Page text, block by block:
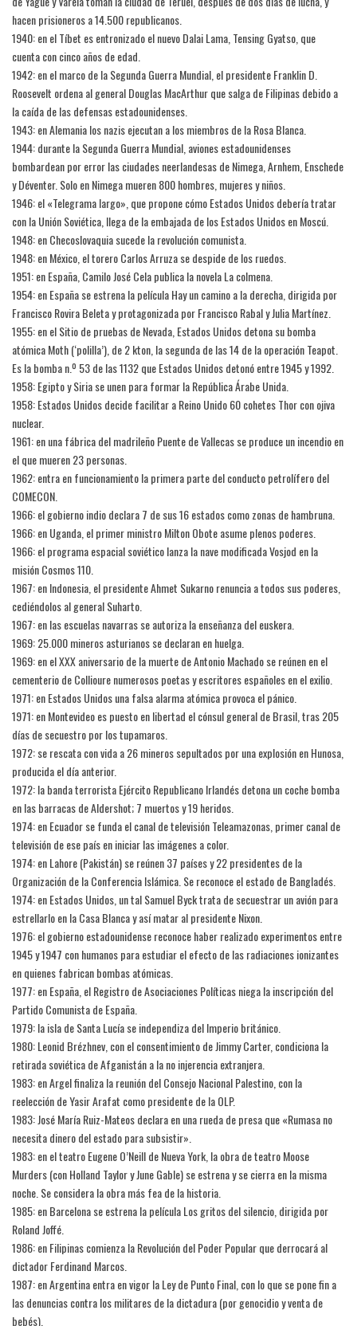
hacen prisioneros a 14.500 republicanos.
1940: en el Tíbet es entronizado el nuevo Dalai Lama, Tensing Gyatso, que
cuenta con cinco años de edad.
1942: en el marco de la Segunda Guerra Mundial, el presidente Franklin D.
Roosevelt ordena al general Douglas MacArthur que salga de Filipinas debido a
la caída de las defensas estadounidenses.
1943: en Alemania los nazis ejecutan a los miembros de la Rosa Blanca.
1944: durante la Segunda Guerra Mundial, aviones estadounidenses
bombardean por error las ciudades neerlandesas de Nimega, Arnhem, Enschede
y Déventer. Solo en Nimega mueren 800 hombres, mujeres y niños.
1946: el «Telegrama largo», que propone cómo Estados Unidos debería tratar
con la Unión Soviética, llega de la embajada de los Estados Unidos en Moscú.
1948: en Checoslovaquia sucede la revolución comunista.
1948: en México, el torero Carlos Arruza se despide de los ruedos.
1951: en España, Camilo José Cela publica la novela La colmena.
1954: en España se estrena la película Hay un camino a la derecha, dirigida por
Francisco Rovira Beleta y protagonizada por Francisco Rabal y Julia Martínez.
1955: en el Sitio de pruebas de Nevada, Estados Unidos detona su bomba
atómica Moth (‘polilla’), de 2 kton, la segunda de las 14 de la operación Teapot.
Es la bomba n.º 53 de las 1132 que Estados Unidos detonó entre 1945 y 1992.
1958: Egipto y Siria se unen para formar la República Árabe Unida.
1958: Estados Unidos decide facilitar a Reino Unido 60 cohetes Thor con ojiva
nuclear.
1961: en una fábrica del madrileño Puente de Vallecas se produce un incendio en
el que mueren 23 personas.
1962: entra en funcionamiento la primera parte del conducto petrolífero del
COMECON.
1966: el gobierno indio declara 7 de sus 16 estados como zonas de hambruna.
1966: en Uganda, el primer ministro Milton Obote asume plenos poderes.
1966: el programa espacial soviético lanza la nave modificada Vosjod en la
misión Cosmos 110.
1967: en Indonesia, el presidente Ahmet Sukarno renuncia a todos sus poderes,
cediéndolos al general Suharto.
1967: en las escuelas navarras se autoriza la enseñanza del euskera.
1969: 25.000 mineros asturianos se declaran en huelga.
1969: en el XXX aniversario de la muerte de Antonio Machado se reúnen en el
cementerio de Collioure numerosos poetas y escritores españoles en el exilio.
1971: en Estados Unidos una falsa alarma atómica provoca el pánico.
1971: en Montevideo es puesto en libertad el cónsul general de Brasil, tras 205
días de secuestro por los tupamaros.
1972: se rescata con vida a 26 mineros sepultados por una explosión en Hunosa,
producida el día anterior.
1972: la banda terrorista Ejército Republicano Irlandés detona un coche bomba
en las barracas de Aldershot; 7 muertos y 19 heridos.
1974: en Ecuador se funda el canal de televisión Teleamazonas, primer canal de
televisión de ese país en iniciar las imágenes a color.
1974: en Lahore (Pakistán) se reúnen 37 países y 22 presidentes de la
Organización de la Conferencia Islámica. Se reconoce el estado de Bangladés.
1974: en Estados Unidos, un tal Samuel Byck trata de secuestrar un avión para
estrellarlo en la Casa Blanca y así matar al presidente Nixon.
1976: el gobierno estadounidense reconoce haber realizado experimentos entre
1945 y 1947 con humanos para estudiar el efecto de las radiaciones ionizantes
en quienes fabrican bombas atómicas.
1977: en España, el Registro de Asociaciones Políticas niega la inscripción del
Partido Comunista de España.
1979: la isla de Santa Lucía se independiza del Imperio británico.
1980: Leonid Brézhnev, con el consentimiento de Jimmy Carter, condiciona la
retirada soviética de Afganistán a la no injerencia extranjera.
1983: en Argel finaliza la reunión del Consejo Nacional Palestino, con la
reelección de Yasir Arafat como presidente de la OLP.
1983: José María Ruiz-Mateos declara en una rueda de presa que «Rumasa no
necesita dinero del estado para subsistir».
1983: en el teatro Eugene O’Neill de Nueva York, la obra de teatro Moose
Murders (con Holland Taylor y June Gable) se estrena y se cierra en la misma
noche. Se considera la obra más fea de la historia.
1985: en Barcelona se estrena la película Los gritos del silencio, dirigida por
Roland Joffé.
1986: en Filipinas comienza la Revolución del Poder Popular que derrocará al
dictador Ferdinand Marcos.
1987: en Argentina entra en vigor la Ley de Punto Final, con lo que se pone fin a
las denuncias contra los militares de la dictadura (por genocidio y venta de
bebés).